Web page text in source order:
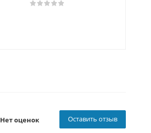
Нет оценок Оставить отзыв